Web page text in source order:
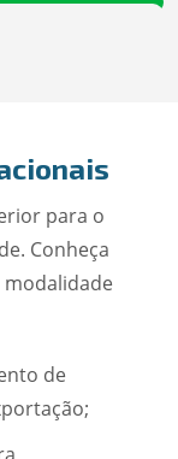
para o
Conheça
de